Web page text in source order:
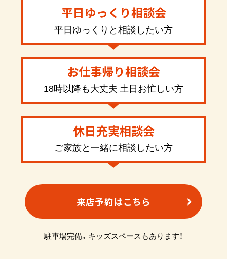
平日ゆっくり相談会
平日ゆっくりと相談したい方
お仕事帰り相談会
18時以降も大丈夫 土日お忙しい方
休日充実相談会
ご家族と一緒に相談したい方
来店予約はこちら
駐車場完備。キッズスペースもあります！